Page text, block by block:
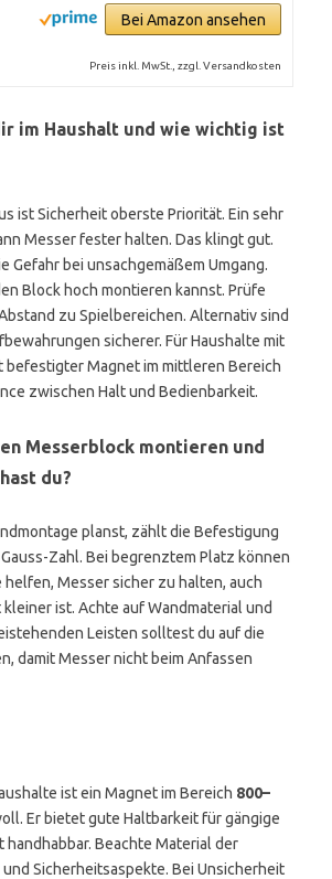
Bei Amazon ansehen
Preis inkl. MwSt., zzgl. Versandkosten
im Haushalt und wie wichtig ist
ist Sicherheit oberste Priorität. Ein sehr
Messer fester halten. Das klingt gut.
Gefahr bei unsachgemäßem Umgang.
Block hoch montieren kannst. Prüfe
zu Spielbereichen. Alternativ sind
sicherer. Für Haushalte mit
befestigter Magnet im mittleren Bereich
zwischen Halt und Bedienbarkeit.
Messerblock montieren und
du?
planst, zählt die Befestigung
Zahl. Bei begrenztem Platz können
Messer sicher zu halten, auch
ist. Achte auf Wandmaterial und
Leisten solltest du auf die
damit Messer nicht beim Anfassen
ist ein Magnet im Bereich 800–
Er bietet gute Haltbarkeit für gängige
Beachte Material der
Sicherheitsaspekte. Bei Unsicherheit